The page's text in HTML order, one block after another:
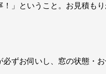
」ということ。お見積も
ずお伺いし、窓の状態・